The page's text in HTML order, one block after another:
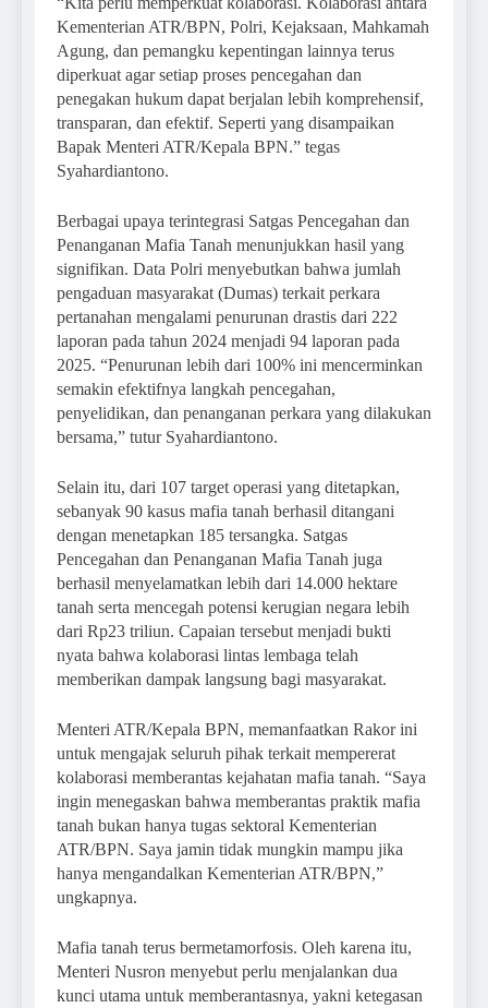
Kementerian ATR/BPN, Polri, Kejaksaan, Mahkamah
Agung, dan pemangku kepentingan lainnya terus
diperkuat agar setiap proses pencegahan dan
penegakan hukum dapat berjalan lebih komprehensif,
transparan, dan efektif. Seperti yang disampaikan
Bapak Menteri ATR/Kepala BPN.” tegas
Syahardiantono.
Berbagai upaya terintegrasi Satgas Pencegahan dan
Penanganan Mafia Tanah menunjukkan hasil yang
signifikan. Data Polri menyebutkan bahwa jumlah
pengaduan masyarakat (Dumas) terkait perkara
pertanahan mengalami penurunan drastis dari 222
laporan pada tahun 2024 menjadi 94 laporan pada
2025. “Penurunan lebih dari 100% ini mencerminkan
semakin efektifnya langkah pencegahan,
penyelidikan, dan penanganan perkara yang dilakukan
bersama,” tutur Syahardiantono.
Selain itu, dari 107 target operasi yang ditetapkan,
sebanyak 90 kasus mafia tanah berhasil ditangani
dengan menetapkan 185 tersangka. Satgas
Pencegahan dan Penanganan Mafia Tanah juga
berhasil menyelamatkan lebih dari 14.000 hektare
tanah serta mencegah potensi kerugian negara lebih
dari Rp23 triliun. Capaian tersebut menjadi bukti
nyata bahwa kolaborasi lintas lembaga telah
memberikan dampak langsung bagi masyarakat.
Menteri ATR/Kepala BPN, memanfaatkan Rakor ini
untuk mengajak seluruh pihak terkait mempererat
kolaborasi memberantas kejahatan mafia tanah. “Saya
ingin menegaskan bahwa memberantas praktik mafia
tanah bukan hanya tugas sektoral Kementerian
ATR/BPN. Saya jamin tidak mungkin mampu jika
hanya mengandalkan Kementerian ATR/BPN,”
ungkapnya.
Mafia tanah terus bermetamorfosis. Oleh karena itu,
Menteri Nusron menyebut perlu menjalankan dua
kunci utama untuk memberantasnya, yakni ketegasan